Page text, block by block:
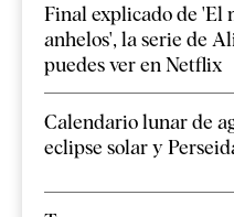
Final explicado de 'El
anhelos', la serie de
puedes ver en Netflix
Calendario lunar de
eclipse solar y